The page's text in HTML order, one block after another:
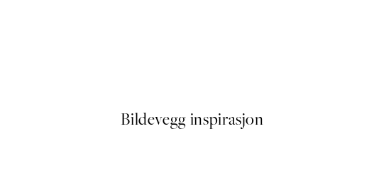
Bildevegg inspirasjon